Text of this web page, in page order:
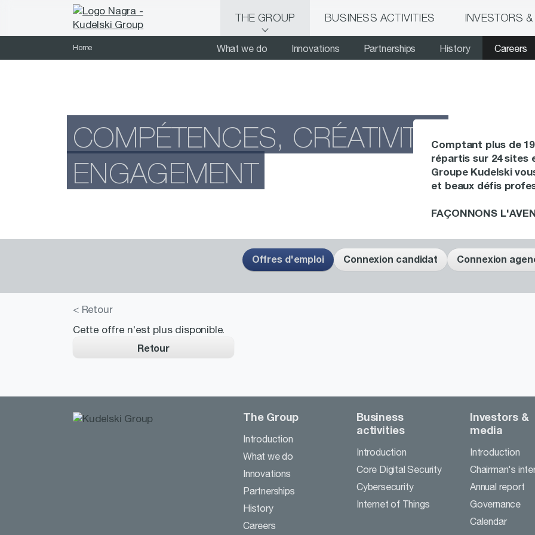
THE GROUP BUSINESS ACTIVITIES INVESTORS
Home What we do Innovations Partnerships History Careers
COMPÉTENCES, CRÉATIVITÉ,
ENGAGEMENT
Comptant plus de
répartis sur 24 sites
Groupe Kudelski
et beaux défis
FAÇONNONS
Offres d'emploi Connexion candidat Connexion
< Retour
Cette offre n'est plus disponible.
Retour
The Group
Introduction
What we do
Innovations
Partnerships
History
Careers
Business
activities
Introduction
Core Digital Security
Cybersecurity
Internet of Things
Investors &
media
Introduction
Chairman's
Annual report
Governance
Calendar